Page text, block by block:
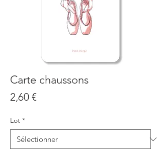
Carte chaussons
2,60 €Prix
Lot *